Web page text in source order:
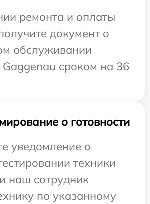
ремонта и оплаты
документ о
обслуживании
Gaggenau сроком на 36
о готовности
уведомление о
техники
наш сотрудник
по указанному